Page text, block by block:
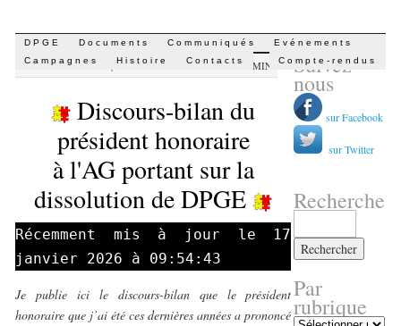
Aller
au
contenu
DPGE Documents Communiqués
Evénements
Campagnes
Histoire Contacts Compte-rendus
PAR DARIO CIPRUT 26 NOVEMBRE 2024 · 14 H 17 MIN
Discours-bilan du
président honoraire
à l'AG portant sur la
dissolution de DPGE
Récemment mis à jour le 17
janvier 2026 à 09:54:43
Je publie ici le discours-bilan que le président
honoraire que j’ai été ces dernières années a prononcé
Suivez-
nous
sur Facebook
sur Twitter
Recherche
Par
rubrique
Par